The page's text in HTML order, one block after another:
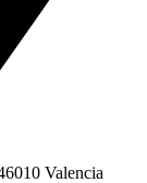
Valencia